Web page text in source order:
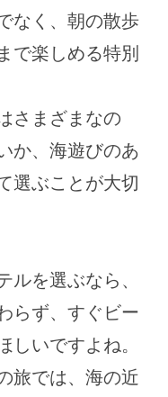
なく、朝の散歩
で楽しめる特別
さまざまなの
か、海遊びのあ
選ぶことが大切
ルを選ぶなら、
らず、すぐビー
しいですよね。
旅では、海の近